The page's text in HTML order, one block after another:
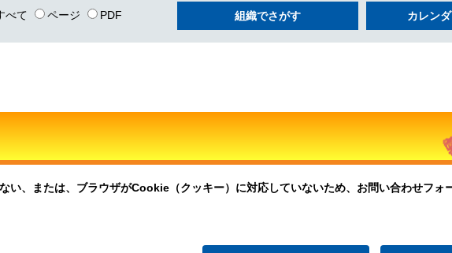
べて ページ PDF 組織でさがす カレン
、または、ブラウザがCookie（クッキー）に対応していないため、お問い合わせフォ